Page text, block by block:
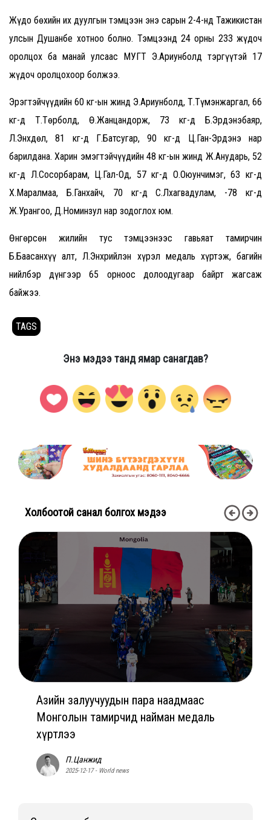
Жүдо бөхийн их дуулгын тэмцээн энэ сарын 2-4-нд Тажикистан
улсын Душанбе хотноо болно. Тэмцээнд 24 орны 233 жүдоч
оролцох ба манай улсаас МУГТ Э.Ариунболд тэргүүтэй 17
жүдоч оролцохоор болжээ.
Эрэгтэйчүүдийн 60 кг-ын жинд Э.Ариунболд, Т.Түмэнжаргал, 66
кг-д Т.Төрболд, Ө.Жанцандорж, 73 кг-д Б.Эрдэнэбаяр,
Л.Энхдөл, 81 кг-д Г.Батсугар, 90 кг-д Ц.Ган-Эрдэнэ нар
барилдана. Харин эмэгтэйчүүдийн 48 кг-ын жинд Ж.Анударь, 52
кг-д Л.Сосорбарам, Ц.Гал-Од, 57 кг-д О.Оюунчимэг, 63 кг-д
Х.Маралмаа, Б.Ганхайч, 70 кг-д С.Лхагвадулам, -78 кг-д
Ж.Урангоо, Д.Номинзул нар зодоглох юм.
Өнгөрсөн жилийн тус тэмцээнээс гавьяат тамирчин
Б.Баасанхүү алт, Л.Энхрийлэн хүрэл медаль хүртэж, багийн
нийлбэр дүнгээр 65 орноос долоодугаар байрт жагсаж
байжээ.
TAGS
Энэ мэдээ танд ямар санагдав?
Холбоотой санал болгох мэдээ
Азийн залуучуудын пара наадмаас
Монголын тамирчид найман медаль
хүртлээ
П.Цанжид
2025-12-17 - World news